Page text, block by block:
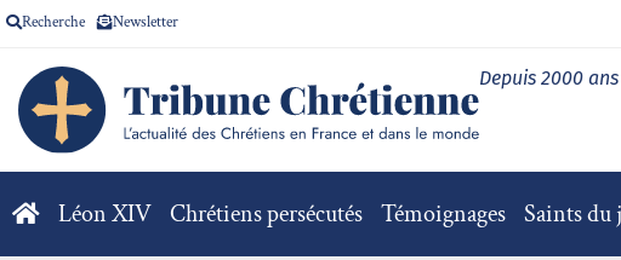
Recherche Newsletter
Depuis 2000 ans
Léon XIV Chrétiens persécutés Témoignages Saints du